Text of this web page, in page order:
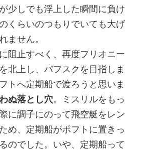
少しでも浮上した瞬間に負け
くらいのつもりでいても大げ
ません。
阻止すべく、再度フリオニー
北上し、バフスクを目指しま
トへ定期船で渡ろうと思いま
ぬ落とし穴。ミスリルをもっ
に調子にのって飛空艇をレン
め、定期船がポフトに置きっ
のでした。いや、定期船って